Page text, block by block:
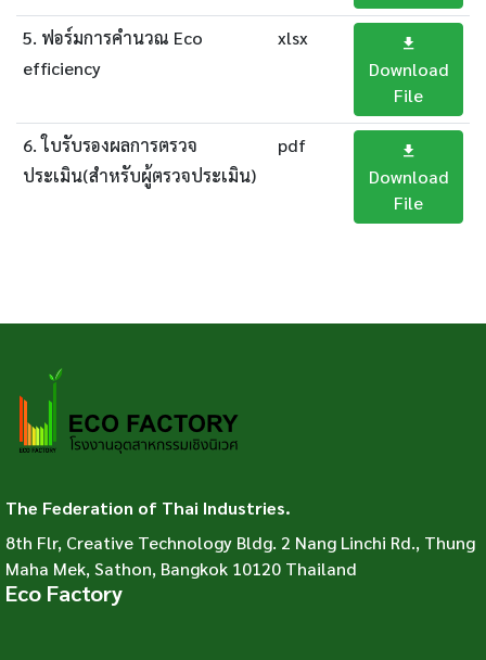
5. ฟอร์มการคำนวณ Eco
efficiency
xlsx
Download
File
6. ใบรับรองผลการตรวจ
ประเมิน(สำหรับผู้ตรวจประเมิน)
pdf
Download
File
The Federation of Thai Industries.
8th Flr, Creative Technology Bldg. 2 Nang Linchi Rd., Thung
Maha Mek, Sathon, Bangkok 10120 Thailand
Eco Factory